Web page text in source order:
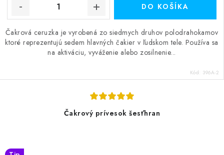
DO KOŠÍKA
Čakrová ceruzka je vyrobená zo siedmych druhov polodrahokamov
ktoré reprezentujú sedem hlavných čakier v ľudskom tele. Používa sa
na aktiváciu, vyváženie alebo zosilnenie...
Kód: 396A-2
Čakrový prívesok šesťhran